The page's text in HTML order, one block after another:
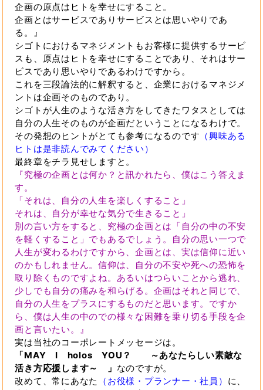
企画の原点はヒトを幸せにすること。
企画とはサービスでありサービスとは思いやりであ
る。』
シゴトにおけるマネジメントもお客様に提供するサービ
スも、原点はヒトを幸せにすることであり、それはサー
ビスであり思いやりであるわけですから。
これを三段論法的に解釈すると、企業におけるマネジメ
ントは企画そのものであり。
シゴトが人生のような活き方をしてきたワタスとしては
自分の人生そのものが企画だということになるわけで。
その発想のヒントがとても参考になるのです （興味ある
ヒトは是非読んでみてください）
最終章をチラ見せしますと。
『究極の企画とは何か？と訊かれたら、僕はこう答えま
す。
「それは、自分の人生を楽しくすること」
それは、自分が幸せな気分で生きること」
別の言い方をすると、究極の企画とは「自分の中の不安
を軽くすること」でもあるでしょう。自分の思い一つで
人生が変わるわけですから、企画とは、実は信仰に近い
のかもしれません。信仰は、自分の不安や死への恐怖を
取り除くものですよね。あるいはつらいことから逃れ、
少しでも自分の痛みを和らげる。企画はそれと同じで、
自分の人生をプラスにするものだと思います。ですか
ら、僕は人生の中のでの様々な困難を乗り切る手段を企
画と言いたい。』
実は当社のコーポレートメッセージは。
「MAY I holos YOU？ ～あなたらしい素敵な
活き方応援します～ 」 なのですが。
改めて、常にあなた
（お役様・プランナー・社員） に、